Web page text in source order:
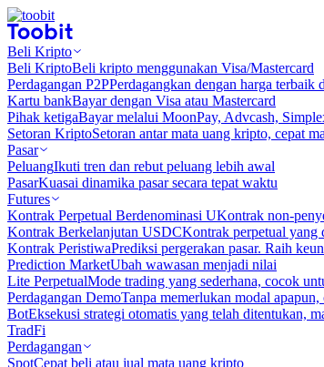
Beli Kripto
Beli KriptoBeli kripto menggunakan Visa/Mastercard
Perdagangan P2PPerdagangkan dengan harga terbaik
Kartu bankBayar dengan Visa atau Mastercard
Pihak ketigaBayar melalui MoonPay, Advcash,
Setoran KriptoSetoran antar mata uang kripto, cepat
Pasar
PeluangIkuti tren dan rebut peluang lebih awal
PasarKuasai dinamika pasar secara tepat waktu
Futures
Kontrak Perpetual Berdenominasi UKontrak non-
Kontrak Berkelanjutan USDCKontrak perpetual yang
Kontrak PeristiwaPrediksi pergerakan pasar. Raih
Prediction MarketUbah wawasan menjadi nilai
Lite PerpetualMode trading yang sederhana, cocok
Perdagangan DemoTanpa memerlukan modal
BotEksekusi strategi otomatis yang telah ditentukan,
TradFi
Perdagangan
SpotCepat beli atau jual mata uang kripto